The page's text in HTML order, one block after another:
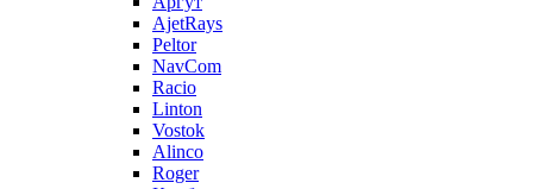
AjetRays
Peltor
NavCom
Racio
Linton
Vostok
Alinco
Roger